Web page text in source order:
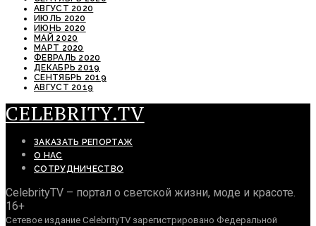
АВГУСТ 2020
ИЮЛЬ 2020
ИЮНЬ 2020
МАЙ 2020
МАРТ 2020
ФЕВРАЛЬ 2020
ДЕКАБРЬ 2019
СЕНТЯБРЬ 2019
АВГУСТ 2019
CELEBRITY.TV
ЗАКАЗАТЬ РЕПОРТАЖ
О НАС
СОТРУДНИЧЕСТВО
CelebrityTV – портал о светской жизни, моде и красоте.
16+
Сетевое издание CelebrityTV зарегистрировано Федеральной